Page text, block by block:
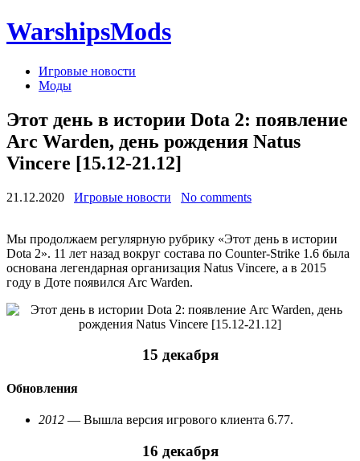
WarshipsMods
Игровые новости
Моды
Этот день в истории Dota 2: появление
Arc Warden, день рождения Natus
Vincere [15.12-21.12]
21.12.2020 Игровые новости No comments
Мы продолжаем регулярную рубрику «Этот день в истории
Dota 2». 11 лет назад вокруг состава по Counter-Strike 1.6 была
основана легендарная организация Natus Vincere, а в 2015
году в Доте появился Arc Warden.
15 декабря
Обновления
2012 — Вышла версия игрового клиента 6.77.
16 декабря